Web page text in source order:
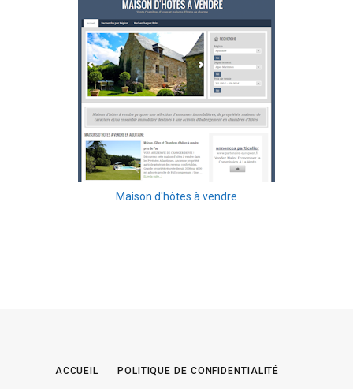
Maison d'hôtes à vendre
ACCUEIL POLITIQUE DE CONFIDENTIALITÉ